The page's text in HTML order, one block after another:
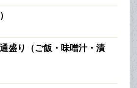
盛り（ご飯・味噌汁・漬